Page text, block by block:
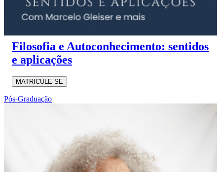
Filosofia e Autoconhecimento: sentidos
e aplicações
MATRICULE-SE
Pós-Graduação